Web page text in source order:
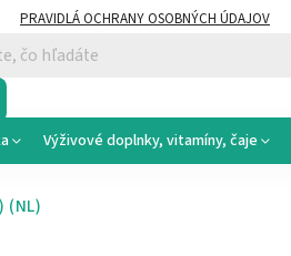
PRAVIDLÁ OCHRANY OSOBNÝCH ÚDAJOV
Výživové doplnky, vitamíny, čaje
(NL)